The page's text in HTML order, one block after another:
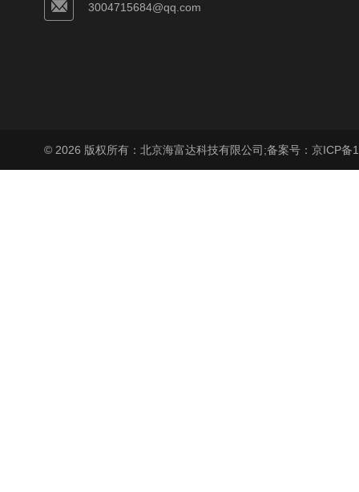
3004715684@qq.com
© 2026 版权所有：北京海富达科技有限公司;备案号：京ICP备